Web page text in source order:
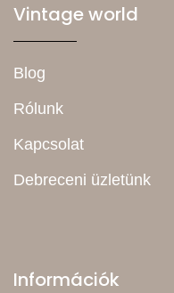
Vintage world
Blog
Rólunk
Kapcsolat
Debreceni üzletünk
Információk